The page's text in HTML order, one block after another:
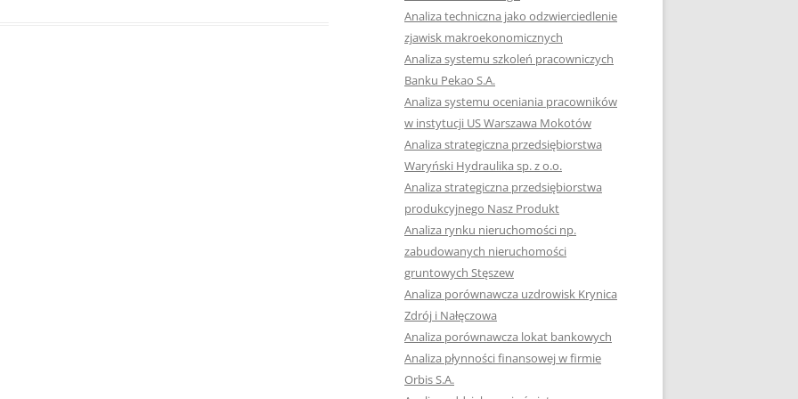
NAPISAĆ PRACĘ DYPLOMOWĄ
JAK PRZYGOTOWAĆ SIĘ DO
USTNEGO EGZAMINU
DYPLOMOWEGO?
HIPOTEZY W PRACACH
DYPLOMOWYCH
JAK PRZYGOTOWAĆ SIĘ DO
OBRONY PRACY DYPLOMOWEJ
Analiza techniczna jako odzwierciedlenie
zjawisk makroekonomicznych
Analiza systemu szkoleń pracowniczych
Banku Pekao S.A.
Analiza systemu oceniania pracowników
w instytucji US Warszawa Mokotów
Analiza strategiczna przedsiębiorstwa
Waryński Hydraulika sp. z o.o.
Analiza strategiczna przedsiębiorstwa
produkcyjnego Nasz Produkt
Analiza rynku nieruchomości np.
zabudowanych nieruchomości
gruntowych Stęszew
Analiza porównawcza uzdrowisk Krynica
Zdrój i Nałęczowa
Analiza porównawcza lokat bankowych
Analiza płynności finansowej w firmie
Orbis S.A.